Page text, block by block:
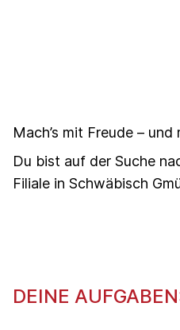
Mach’s mit Freude – und
Du bist auf der Suche
Filiale in Schwäbisch
DEINE